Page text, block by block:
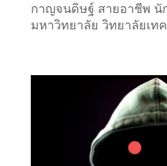
กาญจนดิษฐ์ สายอาชีพ นั
มหาวิทยาลัย วิทยาลัยเท